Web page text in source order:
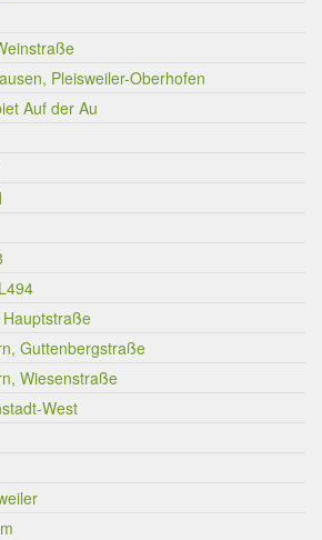
Pleisweiler-Oberhofen
Auf der Au
Guttenbergstraße
Wiesenstraße
West